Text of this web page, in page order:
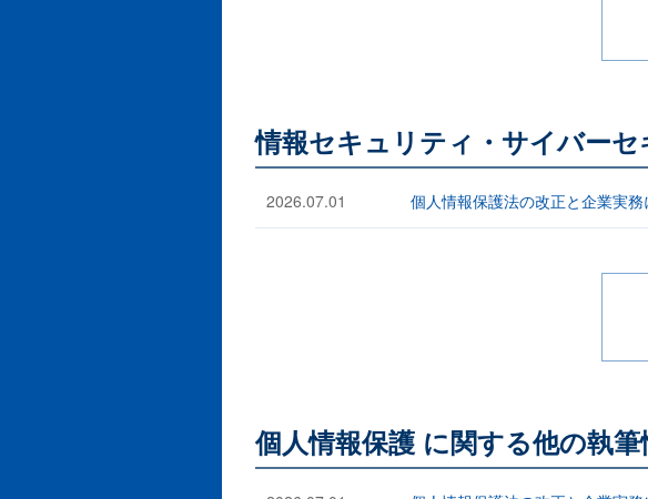
情報セキュリティ・サイバー
2026.07.01 個人情報保護法の改正と企業実
個人情報保護 に関する他の執筆